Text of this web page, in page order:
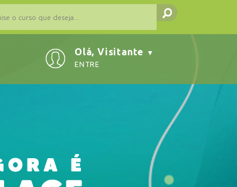
Olá, Visitante
▼
ENTRE